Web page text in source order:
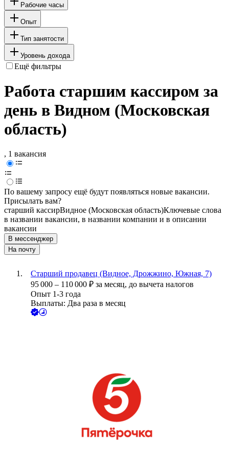
Рабочие часы
Опыт
Тип занятости
Уровень дохода
Ещё фильтры
Работа старшим кассиром за
день в Видном (Московская
область)
, 1 вакансия
По вашему запросу ещё будут появляться новые вакансии.
Присылать вам?
старший кассирВидное (Московская область)Ключевые слова
в названии вакансии, в названии компании и в описании
вакансии
В мессенджер
На почту
Старший продавец (Видное, Дрожжино, Южная, 7)
95 000 – 110 000 ₽ за месяц, до вычета налогов
Опыт 1-3 года
Выплаты: Два раза в месяц